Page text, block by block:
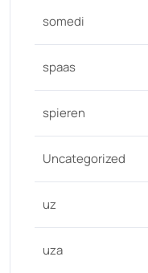
somedi
spaas
spieren
Uncategorized
uz
uza